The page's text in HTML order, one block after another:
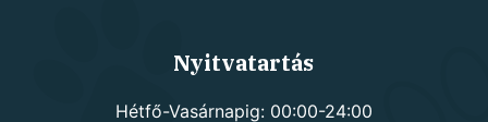
Nyitvatartás
Hétfő-Vasárnapig: 00:00-24:00